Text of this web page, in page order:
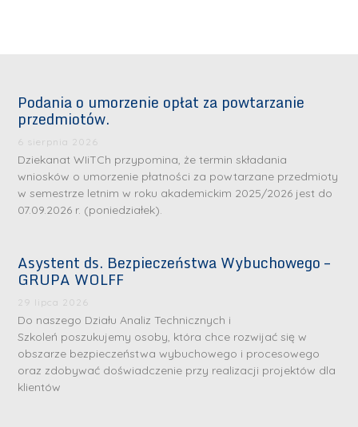
Podania o umorzenie opłat za powtarzanie
przedmiotów.
6 sierpnia 2026
Dziekanat WIiTCh przypomina, że termin składania
wniosków o umorzenie płatności za powtarzane przedmioty
w semestrze letnim w roku akademickim 2025/2026 jest do
07.09.2026 r. (poniedziałek).
Asystent ds. Bezpieczeństwa Wybuchowego –
GRUPA WOLFF
29 lipca 2026
Do naszego Działu Analiz Technicznych i
Szkoleń poszukujemy osoby, która chce rozwijać się w
obszarze bezpieczeństwa wybuchowego i procesowego
oraz zdobywać doświadczenie przy realizacji projektów dla
klientów